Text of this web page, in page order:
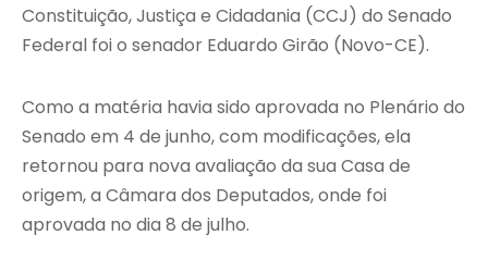
Constituição, Justiça e Cidadania (CCJ) do Senado
Federal foi o senador Eduardo Girão (Novo-CE).
Como a matéria havia sido aprovada no Plenário do
Senado em 4 de junho, com modificações, ela
retornou para nova avaliação da sua Casa de
origem, a Câmara dos Deputados, onde foi
aprovada no dia 8 de julho.